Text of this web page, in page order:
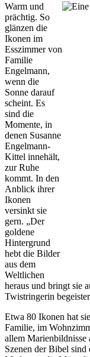
Warm und
prächtig. So
glänzen die
Ikonen im
Esszimmer von
Familie
Engelmann,
wenn die
Sonne darauf
scheint. Es
sind die
Momente, in
denen Susanne
Engelmann-
Kittel innehält,
zur Ruhe
kommt. In den
Anblick ihrer
Ikonen
versinkt sie
gern. „Der
goldene
Hintergrund
hebt die Bilder
aus dem
Weltlichen
heraus und bringt sie
Twistringerin
Etwa 80 Ikonen hat
Familie, im
allem
Szenen der Bibel